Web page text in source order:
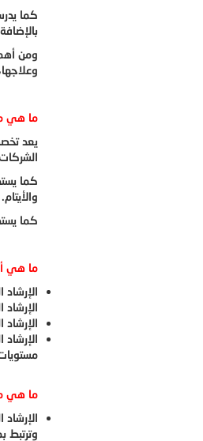
كما
ومن أهم
ما هي
يعد
كما
والأيتام.
كما
ما هي
ما هي
وترتبط